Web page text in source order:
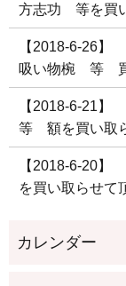
方志功 等を買
【2018-6-26
吸い物椀 等 買
【2018-6-21
等 額を買い取
【2018-6-20
を買い取らせて